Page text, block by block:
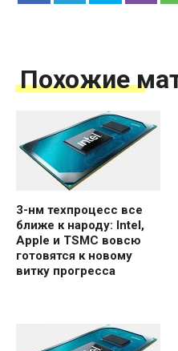
Похожие
3-нм техпроцесс все
ближе к народу: Intel,
Apple и TSMC вовсю
готовятся к новому
витку прогресса